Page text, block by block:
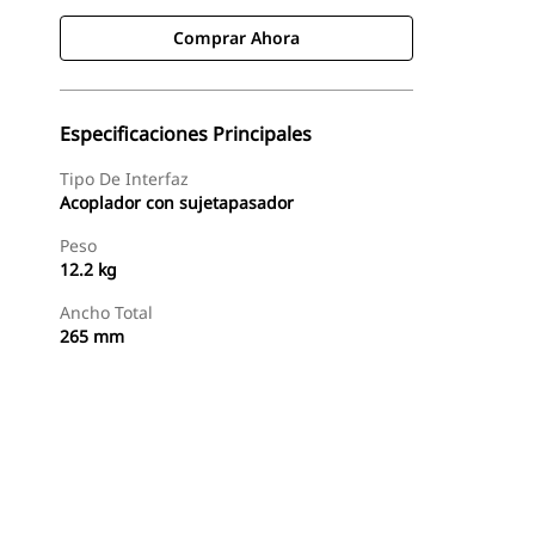
Comprar Ahora
Especificaciones Principales
Tipo De Interfaz
Acoplador con sujetapasador
Peso
12.2 kg
Ancho Total
265 mm